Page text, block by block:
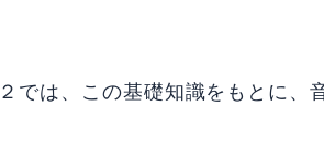
では、この基礎知識をもとに、